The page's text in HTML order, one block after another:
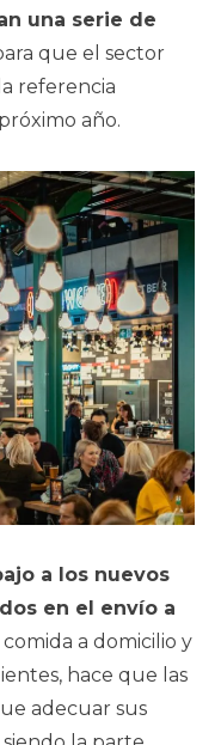
una serie de
que el sector
referencia
año.
a los nuevos
en el envío a
a domicilio y
hace que las
adecuar sus